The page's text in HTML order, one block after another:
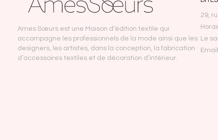
Ames Sœurs est une Maison d’édition textile qui
accompagne les professionnels de la mode ainsi que les
designers, les artistes, dans la conception, la fabrication
d’accessoires textiles et de décoration d’intérieur.
29,
Le